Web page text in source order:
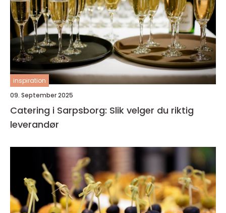
inspiration
09. September 2025
Catering i Sarpsborg: Slik velger du riktig
leverandør